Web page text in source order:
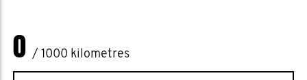
0 / 1000 kilometres